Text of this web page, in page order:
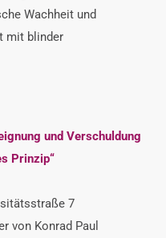
Wachheit und
mit blinder
und Verschuldung
Prinzip“
7
von Konrad Paul